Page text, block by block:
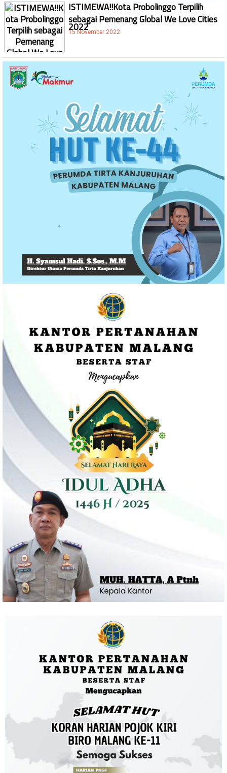
ISTIMEWA!!Kota Probolinggo Terpilih
sebagai Pemenang Global We Love Cities
2022
15 November 2022